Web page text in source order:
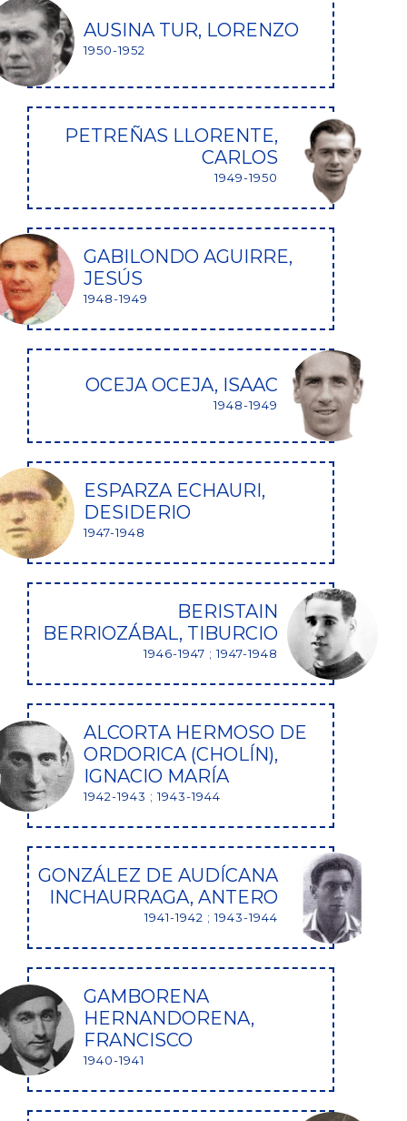
AUSINA TUR, LORENZO
1950-1952
PETREÑAS LLORENTE,
CARLOS
1949-1950
GABILONDO AGUIRRE,
JESÚS
1948-1949
OCEJA OCEJA, ISAAC
1948-1949
ESPARZA ECHAURI,
DESIDERIO
1947-1948
BERISTAIN
BERRIOZÁBAL, TIBURCIO
1946-1947 ; 1947-1948
ALCORTA HERMOSO DE
ORDORICA (CHOLÍN),
IGNACIO MARÍA
1942-1943 ; 1943-1944
GONZÁLEZ DE AUDÍCANA
INCHAURRAGA, ANTERO
1941-1942 ; 1943-1944
GAMBORENA
HERNANDORENA,
FRANCISCO
1940-1941